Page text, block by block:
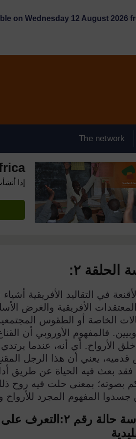
on Wednesday 12 August 2026
The network
إذا
الحلقة ٢:
في التقاليد الأفريقية
الأفريقية والغرض
الخاصة أو الطقوس
فالمفهوم الأوروبي أن
الأرواح. أي أنه، عندما
يعني أن هذا الرجل
فقد بعث فيه الحياة عن طريق
بصوته؛ بمعنى حلت فيه روح
جسدوا المفهوم المجرد
حالة رقم٢: التعرف على